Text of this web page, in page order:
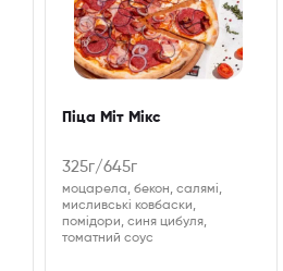
Піца Міт Мікс
325г/645г
моцарела, бекон, салямі,
мисливські ковбаски,
помідори, синя цибуля,
томатний соус